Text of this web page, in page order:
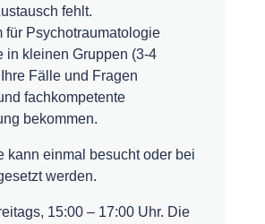
fehlt.
für Psychotraumatologie
in kleinen Gruppen (3-4
Fälle und Fragen
fachkompetente
bekommen.
kann einmal besucht oder bei
werden.
15:00 – 17:00 Uhr. Die